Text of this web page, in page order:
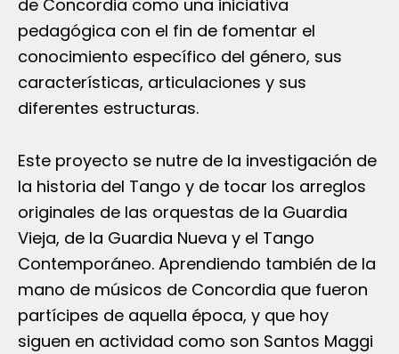
de Concordia como una iniciativa
pedagógica con el fin de fomentar el
conocimiento específico del género, sus
características, articulaciones y sus
diferentes estructuras.
Este proyecto se nutre de la investigación de
la historia del Tango y de tocar los arreglos
originales de las orquestas de la Guardia
Vieja, de la Guardia Nueva y el Tango
Contemporáneo. Aprendiendo también de la
mano de músicos de Concordia que fueron
partícipes de aquella época, y que hoy
siguen en actividad como son Santos Maggi